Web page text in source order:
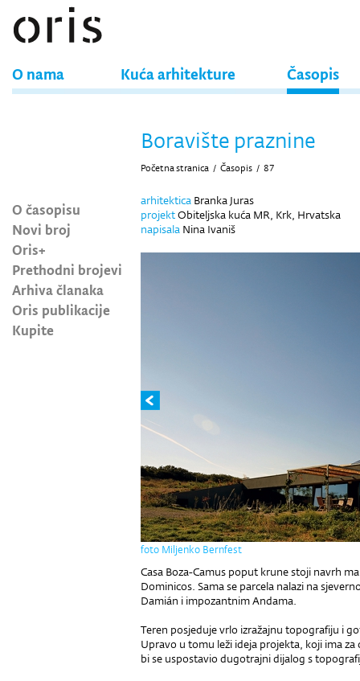
O nama Kuća arhitekture Časopis
O časopisu
Novi broj
Oris+
Prethodni brojevi
Arhiva članaka
Oris publikacije
Kupite
Boravište praznine
Početna stranica / Časopis / 87
arhitektica Branka Juras
projektObiteljska kuća MR, Krk, Hrvatska
napisala Nina Ivaniš
foto Miljenko Bernfest
Casa Boza-Camus poput krune stoji navrh
Dominicos. Sama se parcela nalazi na
Damián i impozantnim Andama.
Teren posjeduje vrlo izražajnu topografiju i
Upravo u tomu leži ideja projekta, koji ima
bi se uspostavio dugotrajni dijalog s